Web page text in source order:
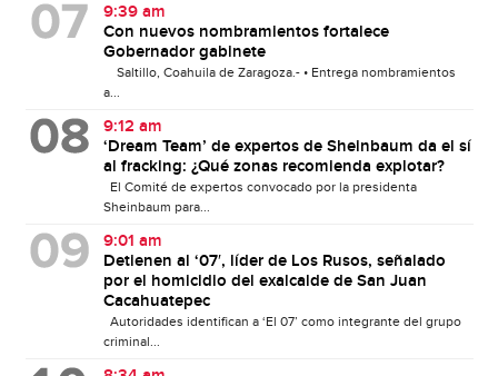
9:39 am
Con nuevos nombramientos fortalece
Gobernador gabinete
Saltillo, Coahuila de Zaragoza.- • Entrega nombramientos
a...
9:12 am
‘Dream Team’ de expertos de Sheinbaum da el sí
al fracking: ¿Qué zonas recomienda explotar?
El Comité de expertos convocado por la presidenta
Sheinbaum para...
9:01 am
Detienen al ‘07′, líder de Los Rusos, señalado
por el homicidio del exalcalde de San Juan
Cacahuatepec
Autoridades identifican a ‘El 07’ como integrante del grupo
criminal...